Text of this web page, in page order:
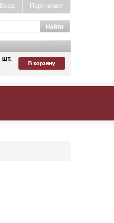
Партнерам
Вход
шт.